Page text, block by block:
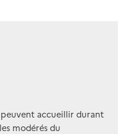
peuvent accueillir durant
modérés du